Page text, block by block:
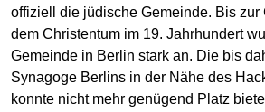
offiziell die jüdische Gemeinde. Bis zur
dem Christentum im 19. Jahrhundert
Gemeinde in Berlin stark an. Die bis
Synagoge Berlins in der Nähe des
konnte nicht mehr genügend Platz